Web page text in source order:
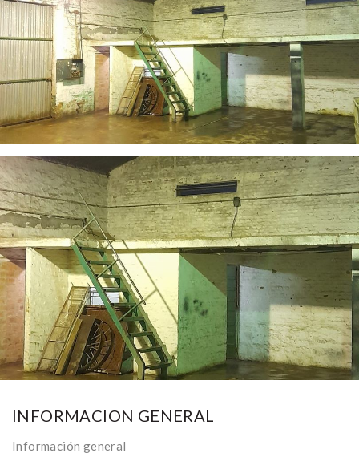
Ver 5 fotos más
INFORMACION GENERAL
Información general